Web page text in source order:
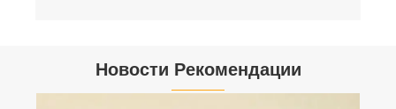
Новости Рекомендации